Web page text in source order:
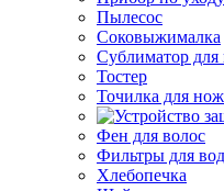
Пылесос
Соковыжималка
Сублиматор для
Тостер
Точилка для
Фен для волос
Фильтры для
Хлебопечка